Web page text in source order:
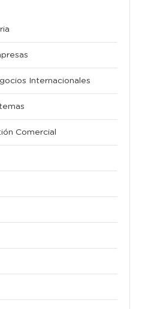
Internacionales
Comercial